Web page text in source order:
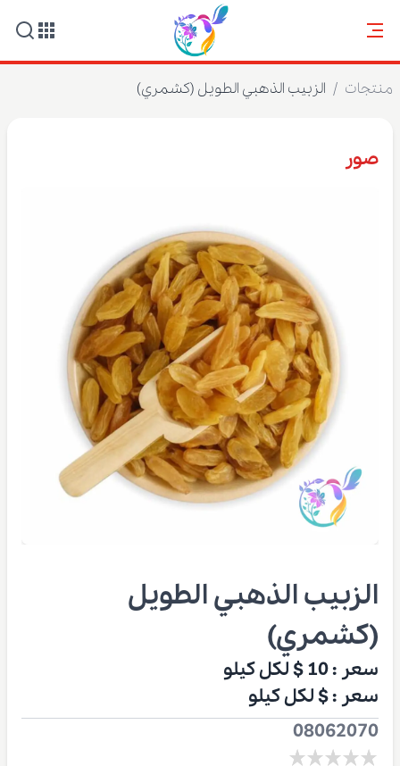
منتجات / الزبيب الذهبي الطويل (كشمري)
صور
الزبيب الذهبي الطويل
(كشمري)
سعر :
لكل كيلو
سعر :$لكل كيلو
08062070